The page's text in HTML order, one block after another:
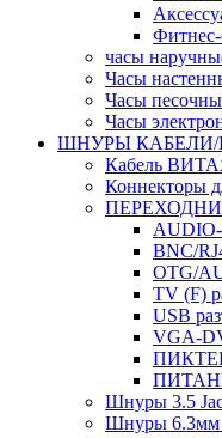
Фитнес-
часы
Часы
Часы
Часы
ШНУРЫ
Кабель
Коннекторы
BNC/
OTG/
TV (F)
USB
VGA-
Шнуры 3.5
Шнуры 6.3мм